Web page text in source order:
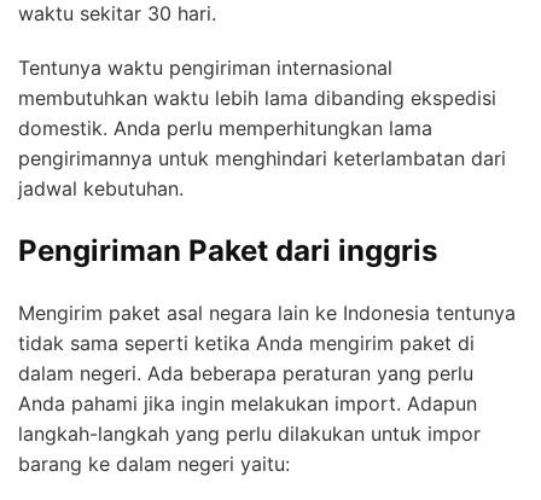
waktu sekitar 30 hari.
Tentunya waktu pengiriman internasional
membutuhkan waktu lebih lama dibanding ekspedisi
domestik. Anda perlu memperhitungkan lama
pengirimannya untuk menghindari keterlambatan dari
jadwal kebutuhan.
Pengiriman Paket dari inggris
Mengirim paket asal negara lain ke Indonesia tentunya
tidak sama seperti ketika Anda mengirim paket di
dalam negeri. Ada beberapa peraturan yang perlu
Anda pahami jika ingin melakukan import. Adapun
langkah-langkah yang perlu dilakukan untuk impor
barang ke dalam negeri yaitu: